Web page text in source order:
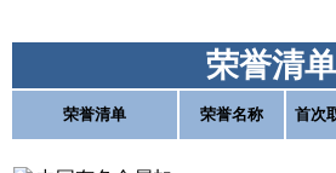
荣誉清单
荣誉清单 荣誉名称 首次